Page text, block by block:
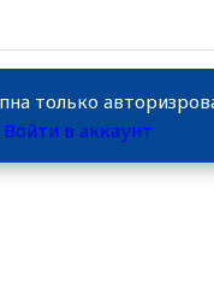
только
Войти в аккаунт